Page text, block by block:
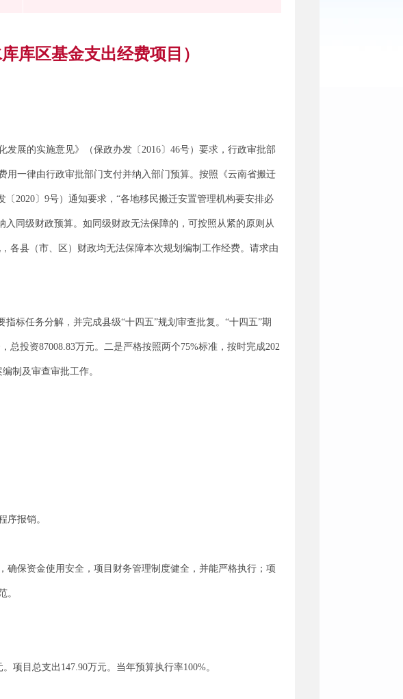
库区基金支出经费项目）
展的实施意见》（保政办发〔2016〕46号）要求，行政审批部
一律由行政审批部门支付并纳入部门预算。按照《云南省搬迁
2020〕9号）通知要求，“各地移民搬迁安置管理机构要安排必
同级财政预算。如同级财政无法保障的，可按照从紧的原则从
各县（市、区）财政均无法保障本次规划编制工作经费。请求由
标任务分解，并完成县级“十四五”规划审查批复。“十四五”期
总投资87008.83万元。二是严格按照两个75%标准，按时完成202
制及审查审批工作。
序报销。
保资金使用安全，项目财务管理制度健全，并能严格执行；项
。
项目总支出147.90万元。当年预算执行率100%。